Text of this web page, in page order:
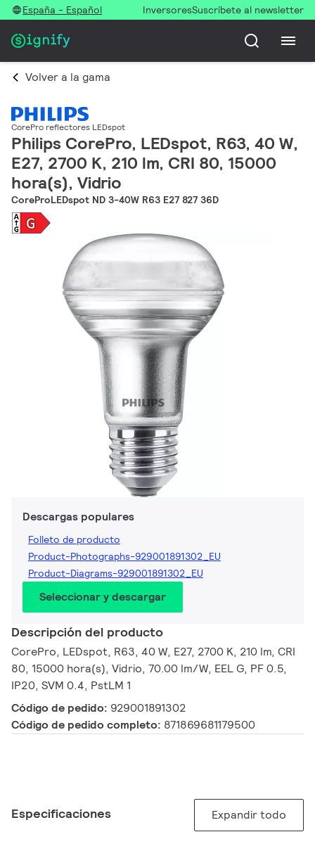
España - Español InversoresSuscríbete al newsletter
Volver a la gama
CorePro reflectores LEDspot
Philips CorePro, LEDspot, R63, 40 W,
E27, 2700 K, 210 lm, CRI 80, 15000
hora(s), Vidrio
CoreProLEDspot ND 3-40W R63 E27 827 36D
Descargas populares
Folleto de producto
Product-Photographs-929001891302_EU
Product-Diagrams-929001891302_EU
Seleccionar y descargar
Descripción del producto
CorePro, LEDspot, R63, 40 W, E27, 2700 K, 210 lm, CRI
80, 15000 hora(s), Vidrio, 70.00 lm/W, EEL G, PF 0.5,
IP20, SVM 0.4, PstLM 1
Código de pedido: 929001891302
Código de pedido completo: 871869681179500
Especificaciones Expandir todo